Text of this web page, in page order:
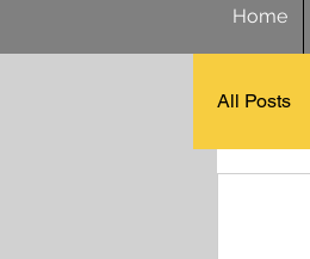
Home
All Posts